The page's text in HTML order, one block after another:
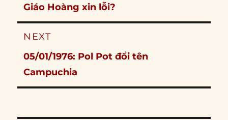
post:
Giáo Hoàng xin lỗi?
NEXT
Next
post:
05/01/1976: Pol Pot đổi tên
Campuchia